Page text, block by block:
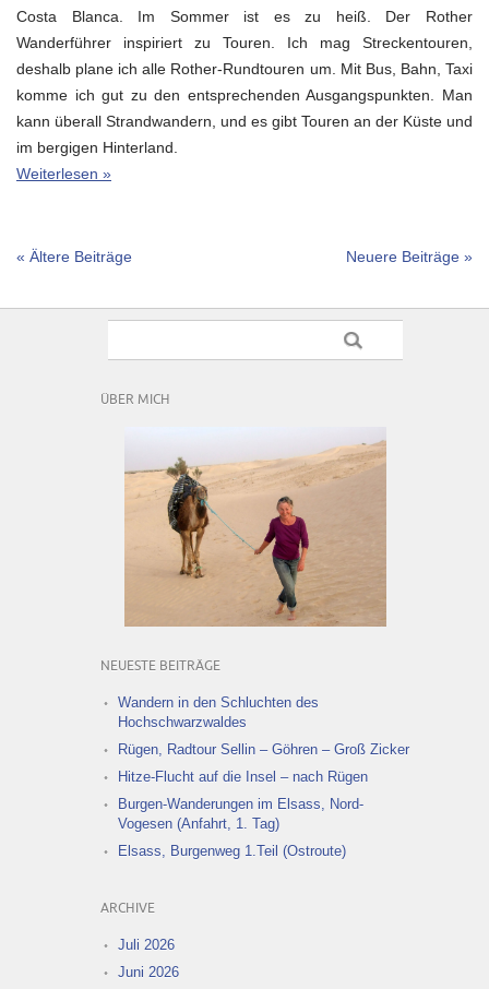
Costa Blanca. Im Sommer ist es zu heiß. Der Rother
Wanderführer inspiriert zu Touren. Ich mag Streckentouren,
deshalb plane ich alle Rother-Rundtouren um. Mit Bus, Bahn, Taxi
komme ich gut zu den entsprechenden Ausgangspunkten. Man
kann überall Strandwandern, und es gibt Touren an der Küste und
im bergigen Hinterland.
Weiterlesen »
« Ältere Beiträge Neuere Beiträge »
ÜBER MICH
NEUESTE BEITRÄGE
Wandern in den Schluchten des
Hochschwarzwaldes
Rügen, Radtour Sellin – Göhren – Groß Zicker
Hitze-Flucht auf die Insel – nach Rügen
Burgen-Wanderungen im Elsass, Nord-
Vogesen (Anfahrt, 1. Tag)
Elsass, Burgenweg 1.Teil (Ostroute)
ARCHIVE
Juli 2026
Juni 2026